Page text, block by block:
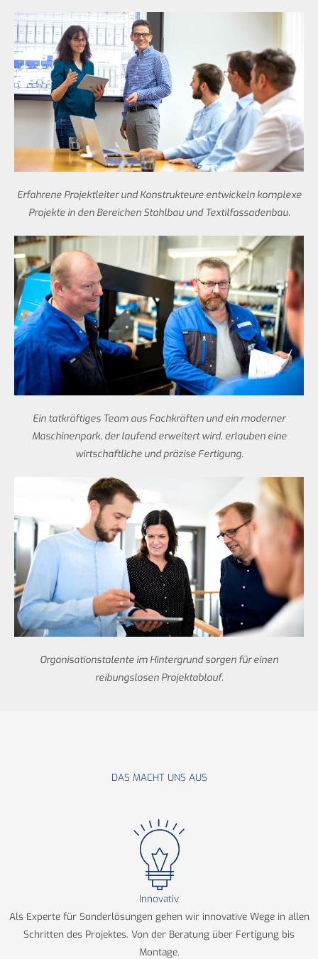
Erfahrene Projektleiter und Konstrukteure entwickeln komplexe
Projekte in den Bereichen Stahlbau und Textilfassadenbau.
Ein tatkräftiges Team aus Fachkräften und ein moderner
Maschinenpark, der laufend erweitert wird, erlauben eine
wirtschaftliche und präzise Fertigung.
Organisationstalente im Hintergrund sorgen für einen
reibungslosen Projektablauf.
DAS MACHT UNS AUS
Innovativ
Als Experte für Sonderlösungen gehen wir innovative Wege in allen
Schritten des Projektes. Von der Beratung über Fertigung bis
Montage.